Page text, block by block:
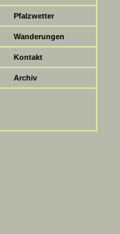
Pfalzwetter
Wanderungen
Kontakt
Archiv